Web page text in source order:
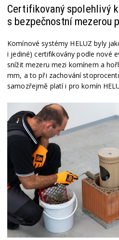
Certifikovaný spolehlivý
s bezpečnostní mezerou
Komínové systémy HELUZ byly
i jediné) certifikovány podle nové
snížit mezeru mezi komínem a
mm, a to při zachování
samozřejmě platí i pro komín